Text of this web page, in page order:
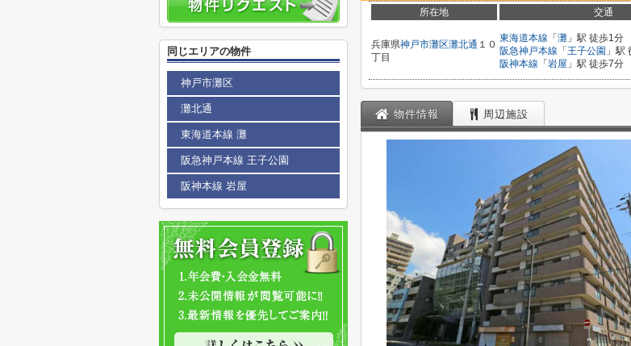
所在地 交通
兵庫県神戸市灘区灘北通 １０
丁目
東海道本線 「 灘 」駅 徒歩1分
阪急神戸本線 「 王子公園 」駅
阪神本線 「 岩屋 」駅 徒歩7分
物件情報 周辺施設
同じエリアの物件
神戸市灘区
灘北通
東海道本線 灘
阪急神戸本線 王子公園
阪神本線 岩屋